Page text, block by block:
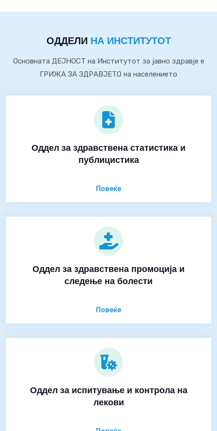
ОДДЕЛИ НА ИНСТИТУТОТ
Основната ДЕЈНОСТ на Институтот за јавно здравје е
ГРИЖА ЗА ЗДРАВЈЕТО на населението
Оддел за здравствена статистика и
публицистика
Повеќе
Оддел за здравствена промоција и
следење на болести
Повеќе
Оддел за испитување и контрола на
лекови